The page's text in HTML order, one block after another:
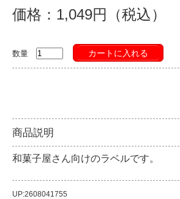
価格：1,049円（税込）
数量 カートに入れる
商品説明
和菓子屋さん向けのラベルです。
UP:2608041755